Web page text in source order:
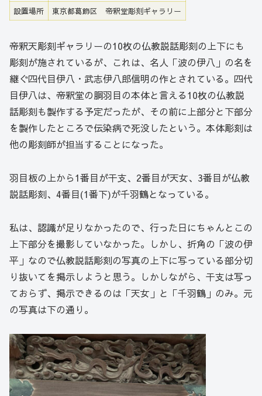
設置場所
東京都葛飾区 帝釈堂彫刻ギャラリー
帝釈天彫刻ギャラリーの10枚の仏教説話彫刻の上下にも
彫刻が施されているが、これは、名人「波の伊八」の名を
継ぐ四代目伊八・武志伊八郎信明の作とされている。四代
目伊八は、帝釈堂の胴羽目の本体と言える10枚の仏教説
話彫刻も製作する予定だったが、その前に上部分と下部分
を製作したところで伝染病で死没したという。本体彫刻は
他の彫刻師が担当することになった。
羽目板の上から1番目が干支、2番目が天女、3番目が仏教
説話彫刻、4番目(1番下)が千羽鶴となっている。
私は、認識が足りなかったので、行った日にちゃんとこの
上下部分を撮影していなかった。しかし、折角の「波の伊
平」なので仏教説話彫刻の写真の上下に写っている部分切
り抜いてを掲示しようと思う。しかしながら、干支は写っ
ておらず、掲示できるのは「天女」と「千羽鶴」のみ。元
の写真は下の通り。